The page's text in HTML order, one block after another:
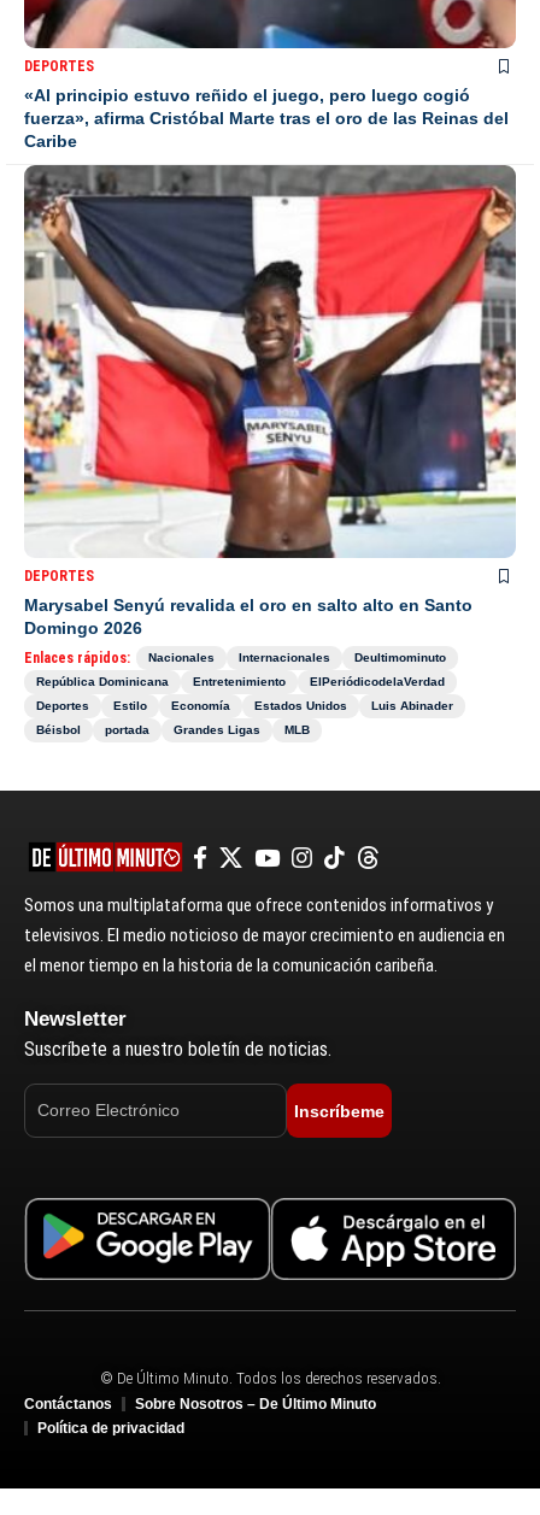
DEPORTES
«Al principio estuvo reñido el juego, pero luego cogió
fuerza», afirma Cristóbal Marte tras el oro de las Reinas del
Caribe
DEPORTES
Marysabel Senyú revalida el oro en salto alto en Santo
Domingo 2026
Enlaces rápidos: Nacionales Internacionales
Deultimominuto
República Dominicana
Entretenimiento
ElPeriódicodelaVerdad
Deportes
Estilo Economía Estados Unidos
Luis Abinader
Béisbol
portada Grandes Ligas MLB
Somos una multiplataforma que ofrece contenidos informativos y
televisivos. El medio noticioso de mayor crecimiento en audiencia en
el menor tiempo en la historia de la comunicación caribeña.
Newsletter
Suscríbete a nuestro boletín de noticias.
Inscríbeme
© De Último Minuto. Todos los derechos reservados.
Contáctanos
Sobre Nosotros – De Último Minuto
Política de privacidad